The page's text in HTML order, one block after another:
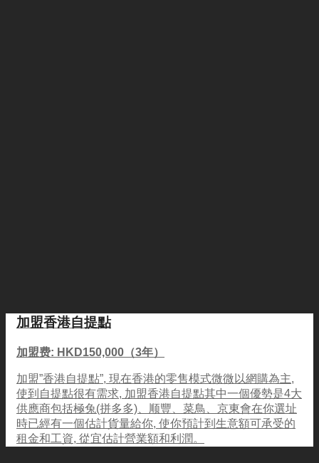
加盟香港自提點
加盟费: HKD150,000（3年）
加盟”香港自提點”, 現在香港的零售模式微微以網購為主,
使到自提點很有需求, 加盟香港自提點其中一個優勢是4大
供應商包括極兔(拼多多)、顺豐、菜鳥、京東會在你選址
時已經有一個估計貨量給你, 使你預計到生意額可承受的
租金和工資, 從宜估計營業額和利潤。